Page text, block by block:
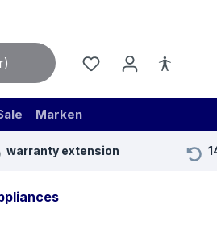
Marken
warranty extension